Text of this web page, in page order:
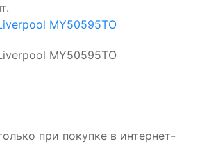
MY50595TO
MY50595TO
при покупке в интернет-